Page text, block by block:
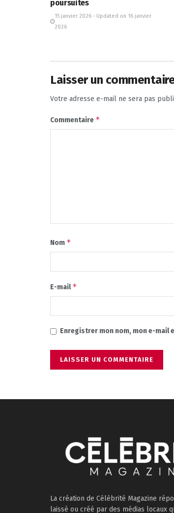
poursuites
15 janvier 2026 - Updated on 16 janvier
2026
Laisser un
Votre adresse e-mail ne sera pas
Commentaire *
Nom *
E-mail*
Enregistrer mon nom, mon e-mail
La création de Célébrité Magazine
laissé ou créé par des médias locaux